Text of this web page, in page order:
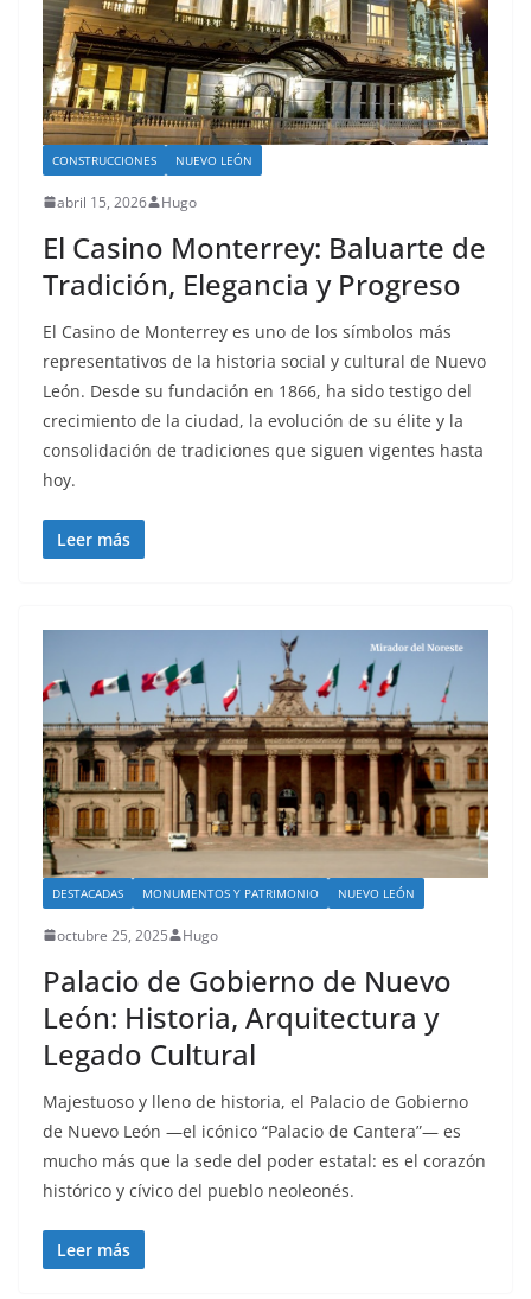
CONSTRUCCIONES NUEVO LEÓN
abril 15, 2026 Hugo
El Casino Monterrey: Baluarte de
Tradición, Elegancia y Progreso
El Casino de Monterrey es uno de los símbolos más
representativos de la historia social y cultural de Nuevo
León. Desde su fundación en 1866, ha sido testigo del
crecimiento de la ciudad, la evolución de su élite y la
consolidación de tradiciones que siguen vigentes hasta
hoy.
Leer más
DESTACADAS MONUMENTOS Y PATRIMONIO NUEVO LEÓN
octubre 25, 2025 Hugo
Palacio de Gobierno de Nuevo
León: Historia, Arquitectura y
Legado Cultural
Majestuoso y lleno de historia, el Palacio de Gobierno
de Nuevo León —el icónico “Palacio de Cantera”— es
mucho más que la sede del poder estatal: es el corazón
histórico y cívico del pueblo neoleonés.
Leer más